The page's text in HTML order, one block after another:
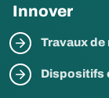
Innover
Travaux de
Dispositifs